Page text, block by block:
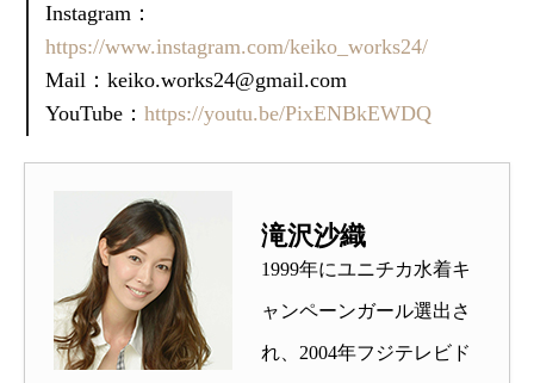
Instagram：
https://www.instagram.com/keiko_works24/
Mail：keiko.works24@gmail.com
YouTube：https://youtu.be/PixENBkEWDQ
滝沢沙織
1999年にユニチカ水着キ
ャンペーンガール選出さ
れ、2004年フジテレビド